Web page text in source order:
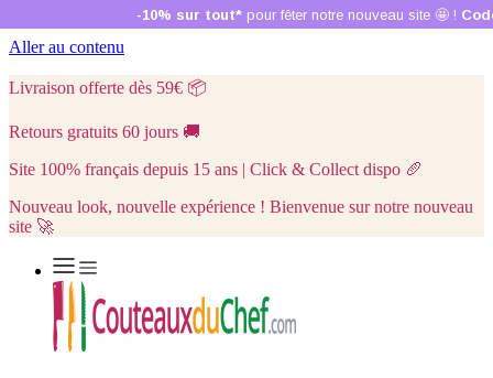
Aller au contenu
Livraison offerte dès 59€ 📦
Retours gratuits 60 jours 🚚
Site 100% français depuis 15 ans | Click & Collect dispo 🥖
Nouveau look, nouvelle expérience ! Bienvenue sur notre nouveau
site 🚀